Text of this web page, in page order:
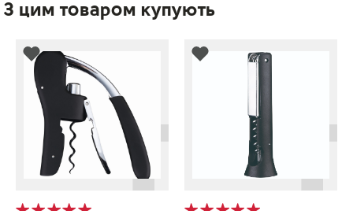
З цим товаром купують